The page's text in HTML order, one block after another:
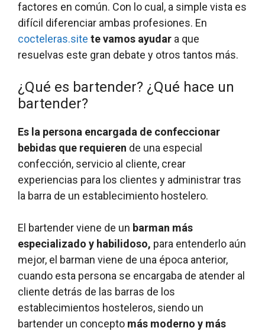
factores en común. Con lo cual, a simple vista es
difícil diferenciar ambas profesiones. En
cocteleras.site te vamos ayudar a que
resuelvas este gran debate y otros tantos más.
¿Qué es bartender? ¿Qué hace un
bartender?
Es la persona encargada de confeccionar
bebidas que requieren de una especial
confección, servicio al cliente, crear
experiencias para los clientes y administrar tras
la barra de un establecimiento hostelero.
El bartender viene de un barman más
especializado y habilidoso, para entenderlo aún
mejor, el barman viene de una época anterior,
cuando esta persona se encargaba de atender al
cliente detrás de las barras de los
establecimientos hosteleros, siendo un
bartender un concepto más moderno y más